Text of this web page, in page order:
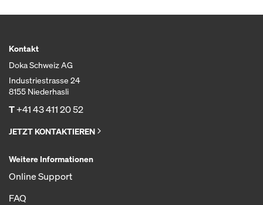
Kontakt
Doka Schweiz AG
Industriestrasse 24
8155 Niederhasli
T+41 43 411 20 52
JETZT KONTAKTIEREN
Weitere Informationen
Online Support
FAQ